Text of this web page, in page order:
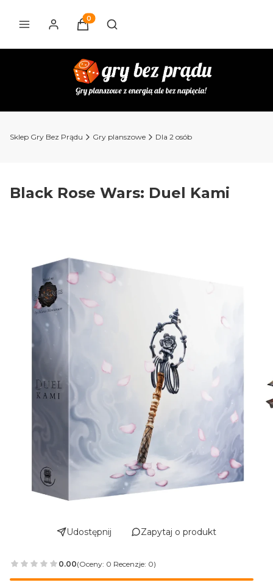
Produkty w koszyku: 0. Zobacz szczegóły
Otwórz wyszukiwarkę
Sklep Gry Bez Prądu Gry planszowe Dla 2 osób
Black Rose Wars: Duel Kami
Udostępnij Zapytaj o produkt
0.00(Oceny: 0 Recenzje: 0)
Przejdź do sekcji Opinie